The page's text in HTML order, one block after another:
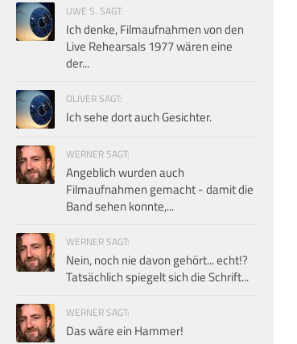
UWE S. SAGT:
Ich denke, Filmaufnahmen von den
Live Rehearsals 1977 wären eine
der...
OLIVER SAGT:
Ich sehe dort auch Gesichter.
WERNER SAGT:
Angeblich wurden auch
Filmaufnahmen gemacht - damit die
Band sehen konnte,...
WERNER SAGT:
Nein, noch nie davon gehört... echt!?
Tatsächlich spiegelt sich die Schrift...
WERNER SAGT:
Das wäre ein Hammer!